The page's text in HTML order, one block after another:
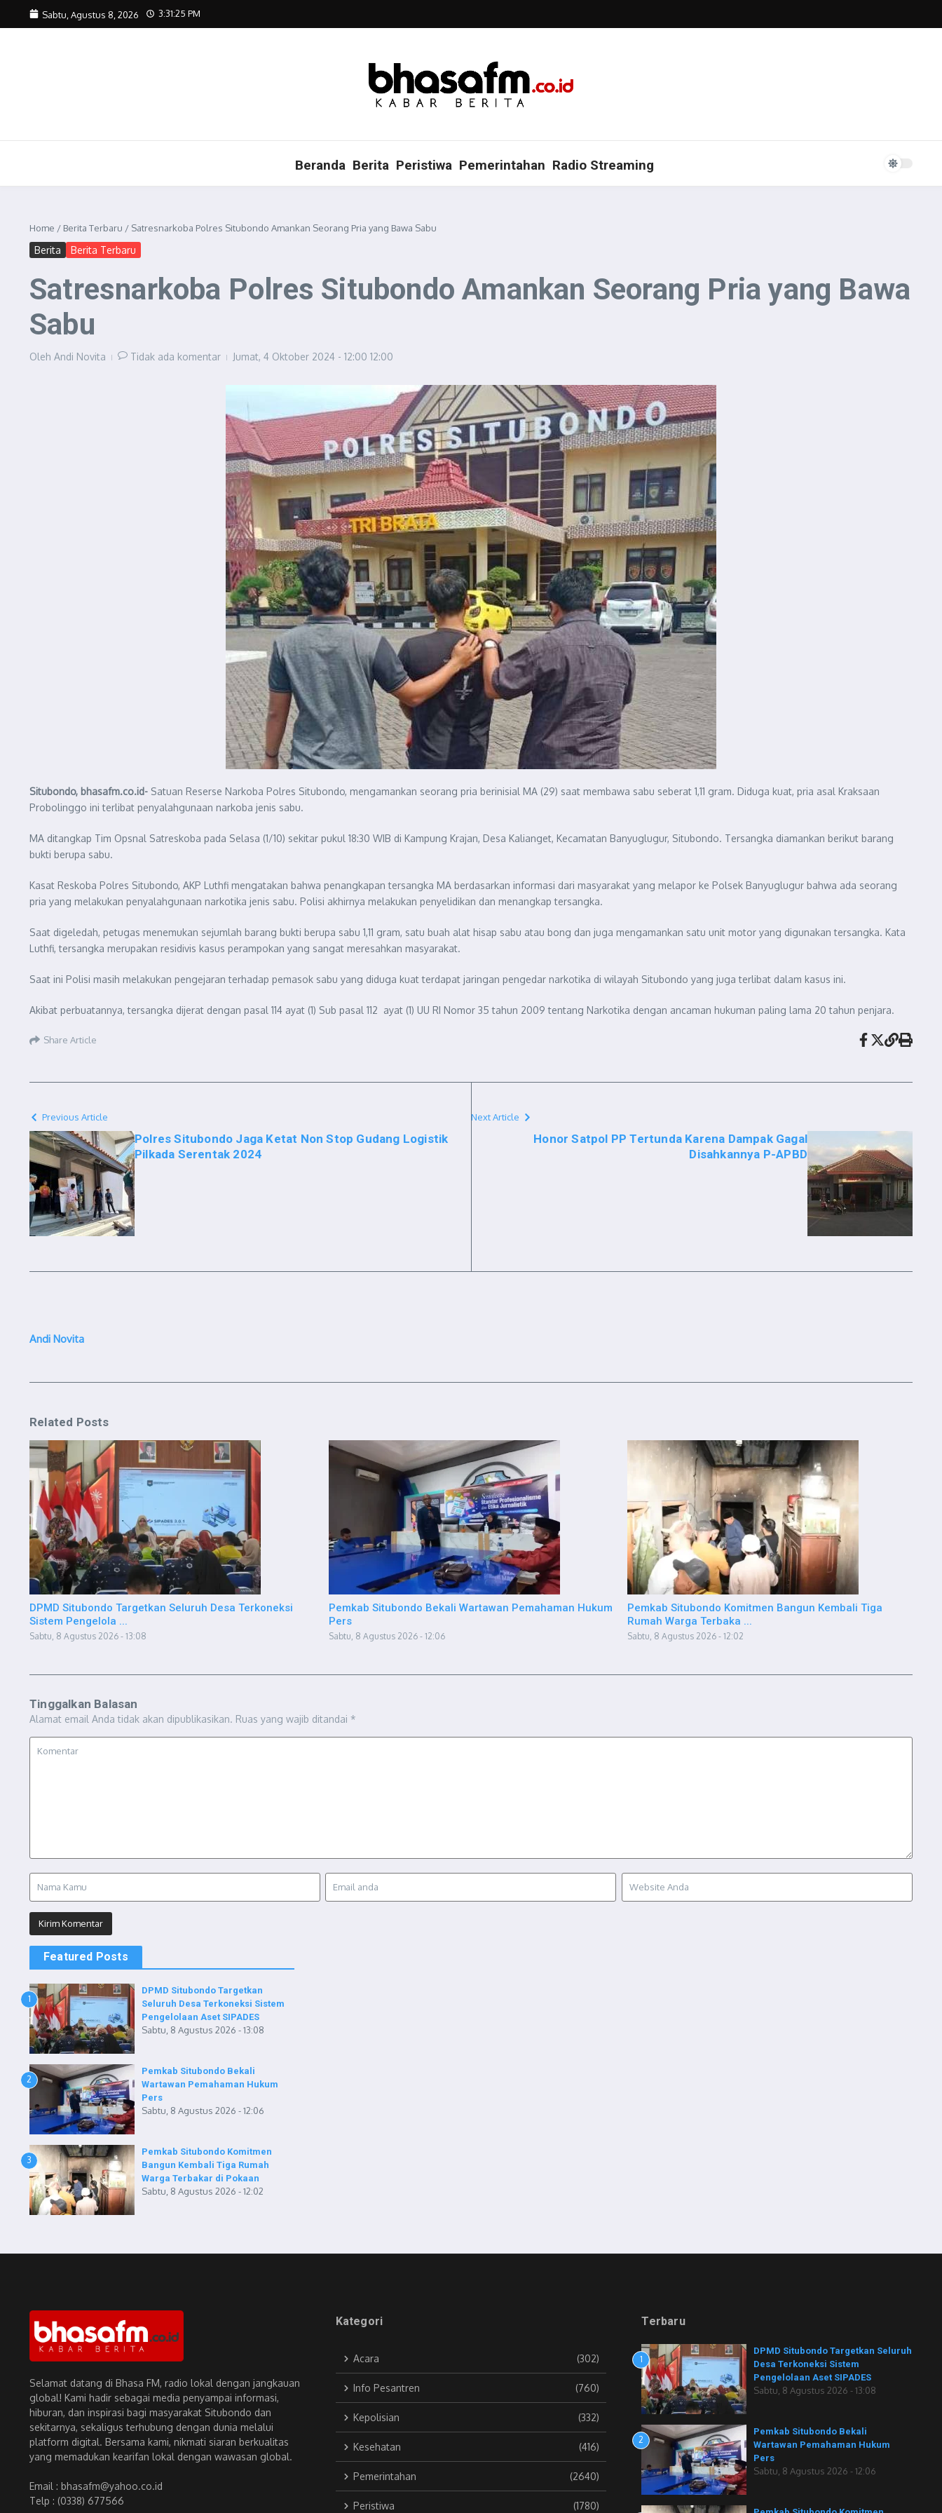
Lewati ke konten
Sabtu, Agustus 8, 2026 3:31:26 PM
Beranda Berita Peristiwa Pemerintahan Radio Streaming
Home / Berita Terbaru / Satresnarkoba Polres Situbondo Amankan Seorang Pria yang Bawa Sabu
Berita Berita Terbaru
Satresnarkoba Polres Situbondo Amankan Seorang Pria yang Bawa
Sabu
Oleh Andi Novita Tidak ada komentar Jumat, 4 Oktober 2024 - 12:00 12:00
Situbondo, bhasafm.co.id- Satuan Reserse Narkoba Polres Situbondo, mengamankan seorang pria berinisial MA (29) saat membawa sabu seberat 1,11 gram. Diduga kuat, pria asal Kraksaan
Probolinggo ini terlibat penyalahgunaan narkoba jenis sabu.
MA ditangkap Tim Opsnal Satreskoba pada Selasa (1/10) sekitar pukul 18:30 WIB di Kampung Krajan, Desa Kalianget, Kecamatan Banyuglugur, Situbondo. Tersangka diamankan berikut barang
bukti berupa sabu.
Kasat Reskoba Polres Situbondo, AKP Luthfi mengatakan bahwa penangkapan tersangka MA berdasarkan informasi dari masyarakat yang melapor ke Polsek Banyuglugur bahwa ada seorang
pria yang melakukan penyalahgunaan narkotika jenis sabu. Polisi akhirnya melakukan penyelidikan dan menangkap tersangka.
Saat digeledah, petugas menemukan sejumlah barang bukti berupa sabu 1,11 gram, satu buah alat hisap sabu atau bong dan juga mengamankan satu unit motor yang digunakan tersangka. Kata
Luthfi, tersangka merupakan residivis kasus perampokan yang sangat meresahkan masyarakat.
Saat ini Polisi masih melakukan pengejaran terhadap pemasok sabu yang diduga kuat terdapat jaringan pengedar narkotika di wilayah Situbondo yang juga terlibat dalam kasus ini.
Akibat perbuatannya, tersangka dijerat dengan pasal 114 ayat (1) Sub pasal 112 ayat (1) UU RI Nomor 35 tahun 2009 tentang Narkotika dengan ancaman hukuman paling lama 20 tahun penjara.
Share Article
Previous Article
Polres Situbondo Jaga Ketat Non Stop Gudang Logistik
Pilkada Serentak 2024
Next Article
Honor Satpol PP Tertunda Karena Dampak Gagal
Disahkannya P-APBD
Andi Novita
Related Posts
DPMD Situbondo Targetkan Seluruh Desa Terkoneksi
Sistem Pengelola ...
Sabtu, 8 Agustus 2026 - 13:08
Pemkab Situbondo Bekali Wartawan Pemahaman Hukum
Pers
Sabtu, 8 Agustus 2026 - 12:06
Pemkab Situbondo Komitmen Bangun Kembali Tiga
Rumah Warga Terbaka ...
Sabtu, 8 Agustus 2026 - 12:02
Tinggalkan Balasan
Alamat email Anda tidak akan dipublikasikan. Ruas yang wajib ditandai *
Featured Posts
1
DPMD Situbondo Targetkan
Seluruh Desa Terkoneksi Sistem
Pengelolaan Aset SIPADES
Sabtu, 8 Agustus 2026 - 13:08
2
Pemkab Situbondo Bekali
Wartawan Pemahaman Hukum
Pers
Sabtu, 8 Agustus 2026 - 12:06
3
Pemkab Situbondo Komitmen
Bangun Kembali Tiga Rumah
Warga Terbakar di Pokaan
Sabtu, 8 Agustus 2026 - 12:02
Selamat datang di Bhasa FM, radio lokal dengan jangkauan
global! Kami hadir sebagai media penyampai informasi,
hiburan, dan inspirasi bagi masyarakat Situbondo dan
sekitarnya, sekaligus terhubung dengan dunia melalui
platform digital. Bersama kami, nikmati siaran berkualitas
yang memadukan kearifan lokal dengan wawasan global.
Email : bhasafm@yahoo.co.id
Telp : (0338) 677566
Kategori
Acara (302)
Info Pesantren (760)
Kepolisian (332)
Kesehatan (416)
Pemerintahan (2640)
Peristiwa (1780)
Terbaru
1
DPMD Situbondo Targetkan Seluruh
Desa Terkoneksi Sistem
Pengelolaan Aset SIPADES
Sabtu, 8 Agustus 2026 - 13:08
2
Pemkab Situbondo Bekali
Wartawan Pemahaman Hukum
Pers
Sabtu, 8 Agustus 2026 - 12:06